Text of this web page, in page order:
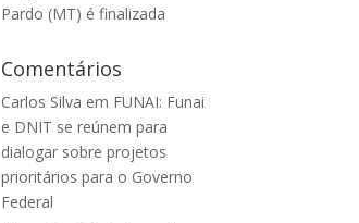
Pardo (MT) é finalizada
Comentários
Carlos Silva em FUNAI: Funai
e DNIT se reúnem para
dialogar sobre projetos
prioritários para o Governo
Federal